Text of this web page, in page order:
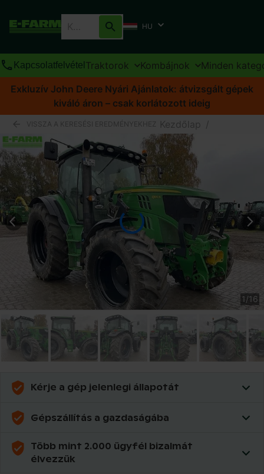
HU
Kapcsolatfelvétel Traktorok Kombájnok
Minden
Exkluzív John Deere Nyári Ajánlatok: átvizsgált gépek
kiváló áron – csak korlátozott ideig
VISSZA A KERESÉSI EREDMÉNYEKHEZ Kezdőlap /
1/16
Kérje a gép jelenlegi állapotát
Gépszállítás a gazdaságába
Több mint 2.000 ügyfél bizalmát
élvezzük